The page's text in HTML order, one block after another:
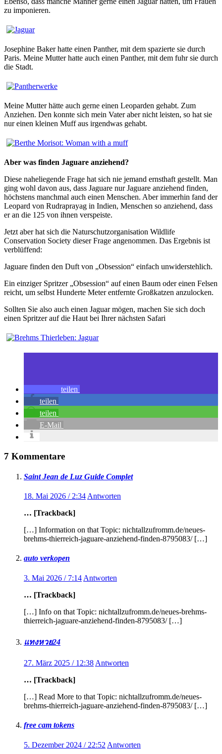
zu imponieren.
Josephine Baker hatte einen Panther, mit dem spazierte sie durch
Paris. Meine Mutter hatte auch einen Panther, mit dem fuhr sie durch
die Stadt.
Meine Mutter hätte auch gerne einen Leoparden gehabt. Zum
Anziehen. Den konnte sich mein Vater aber nicht leisten, so hat sie
nur einen kleinen Muff aus irgendwas gehabt.
Aber was finden Jaguare anziehend?
Diese naheliegende Frage hat sich nie jemand ernsthaft gestellt. Man
ging wohl davon aus, dass Jaguare nur Jaguare anziehend finden,
höchstens manchmal auch einen Menschen. Aber immerhin fand der
Leopard von Rudraprayag in Indien, Menschen so anziehend, dass
er an die 125 von ihnen verspeiste.
Jetzt aber hat sich die Naturschutzorganisation Wildlife
Conservation Society dieser Frage angenommen. Das Ergebnis ist
verblüffend:
Jaguare finden den Duft von „Obsession“ einfach unwiderstehlich.
Ein einziger Spritzer „Obsession“ auf einen Baum oder einen Felsen
reicht, um selbst Hunderte Meter entfernte Großkatzen anzulocken.
Sollten Sie also auch einen Jaguar mögen, machen Sie sich doch
einen Spritzer auf die Haut bei Ihrer nächsten Safari
teilen
teilen
teilen
E-Mail
7 Kommentare
Saint Jean de Luz Guide Complet
18. Mai 2026 / 2:34 Antworten
… [Trackback]
[…] Information on that Topic: nichtallzufromm.de/neues-
brehms-thierreich-jaguare-anziehend-finden-8795083/ […]
auto verkopen
3. Mai 2026 / 7:14 Antworten
… [Trackback]
[…] Info on that Topic: nichtallzufromm.de/neues-brehms-
thierreich-jaguare-anziehend-finden-8795083/ […]
แทงหวย24
27. März 2025 / 12:38 Antworten
… [Trackback]
[…] Read More to that Topic: nichtallzufromm.de/neues-
brehms-thierreich-jaguare-anziehend-finden-8795083/ […]
free cam tokens
5. Dezember 2024 / 22:52 Antworten